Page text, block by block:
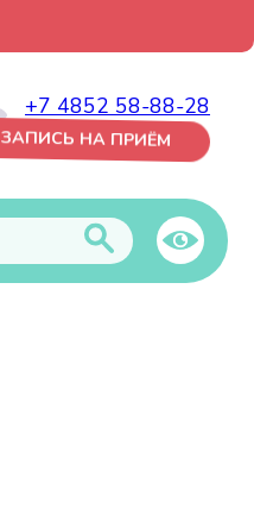
+7 4852 58-88-28
ЗАПИСЬ НА ПРИЁМ